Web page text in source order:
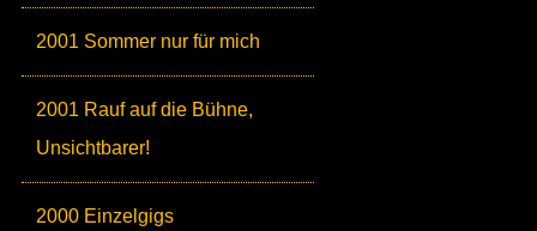
2001 Sommer nur für mich
2001 Rauf auf die Bühne,
Unsichtbarer!
2000 Einzelgigs